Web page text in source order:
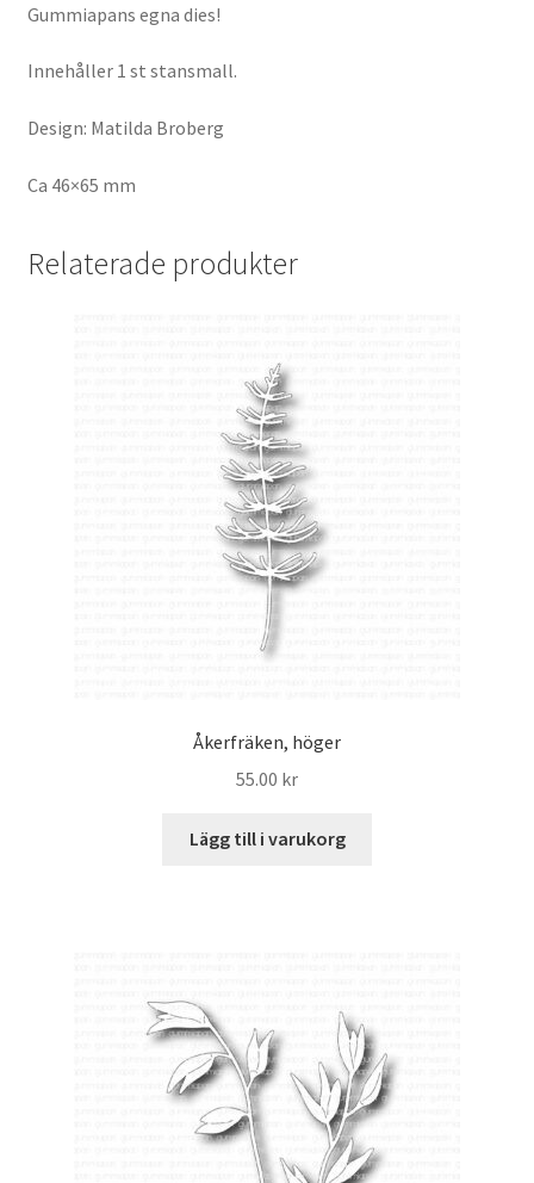
Gummiapans egna dies!
Innehåller 1 st stansmall.
Design: Matilda Broberg
Ca 46×65 mm
Relaterade produkter
Åkerfräken, höger
55.00 kr
Lägg till i varukorg